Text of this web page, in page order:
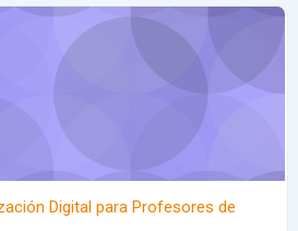
Digital para Profesores de Nivel
Digital para Profesores de